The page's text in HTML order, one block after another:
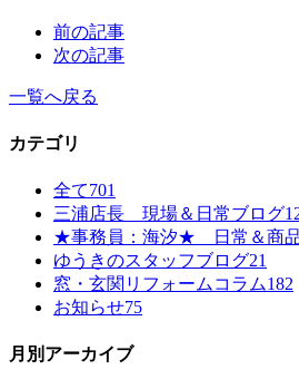
前の記事
次の記事
一覧へ戻る
カテゴリ
全て701
三浦店長 現場＆日常ブログ
★事務員：海汐★ 日常＆商
ゆうきのスタッフブログ21
窓・玄関リフォームコラム182
お知らせ75
月別アーカイブ